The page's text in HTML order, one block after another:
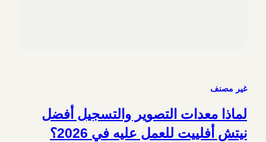
غير مصنف
لماذا معدات التصوير والتسجيل أفضل
نيتش أفلييت للعمل عليه في 2026؟